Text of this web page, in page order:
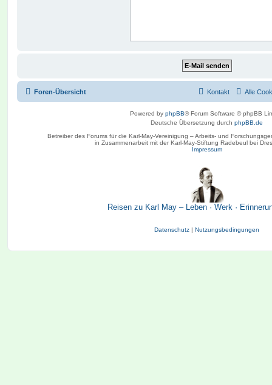
Foren-Übersicht Alle
Kontakt
Powered by phpBB® Forum Software © phpBB
Deutsche Übersetzung durch phpBB.de
Betreiber des Forums für die Karl-May-Vereinigung – Arbeits- und
in Zusammenarbeit mit der Karl-May-Stiftung Radebeul bei
Impressum
Reisen zu Karl May – Leben · Werk ·
Datenschutz Nutzungsbedingungen